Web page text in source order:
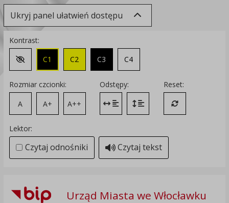
Ukryj panel ułatwień dostępu
Kontrast:
Zmień kontrast na domyślny
C1 C2 C3 C4
Rozmiar czcionki:
A
A+ A++
Odstępy:
Zmień odstęp między literami
Zmień interlinię i margines
Reset:
Przywróć
Lektor:
Czytaj odnośniki Czytaj tekst
Urząd Miasta we Włocławku